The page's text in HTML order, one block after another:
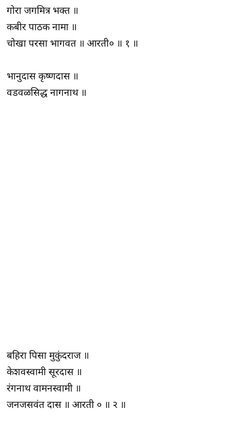
गोरा जगमित्र भक्त ॥
कबीर पाठक नामा ॥
चोखा परसा भागवत ॥ आरती० ॥ १ ॥
भानुदास कृष्णदास ॥
वडवळसिद्ध नागनाथ ॥
बहिरा पिसा मुकुंदराज ॥
केशवस्वामी सूरदास ॥
रंगनाथ वामनस्वामी ॥
जनजसवंत दास ॥ आरती ० ॥ २ ॥